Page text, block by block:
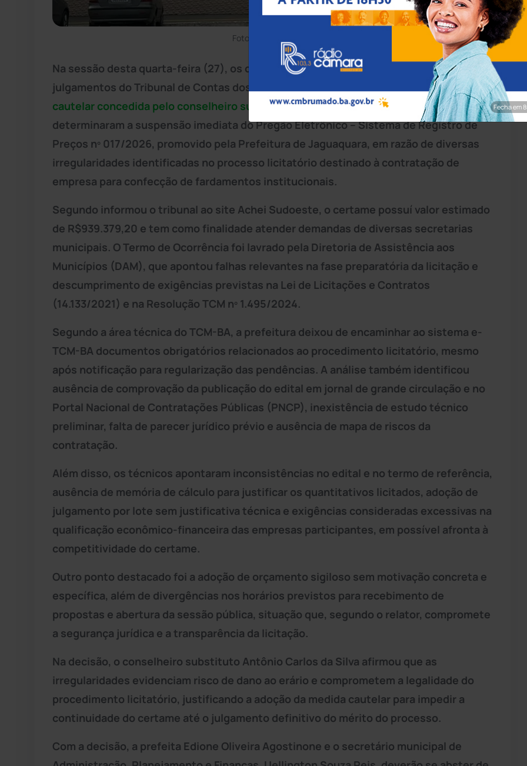
Foto: Divulgação/PMJ
Na sessão desta quarta-feira (27), os conselheiros que compõem a 1ª Câmara de
julgamentos do Tribunal de Contas dos Municípios da
medida
cautelar concedida pelo conselheiro substituto Antônio Carlos da Silva
determinaram a suspensão imediata do Pregão Eletrônico – Sistema de Registro de
Preços nº 017/2026, promovido pela Prefeitura de Jaguaquara, em razão de diversas
irregularidades identificadas no processo licitatório destinado à contratação de
empresa para confecção de fardamentos institucionais.
Segundo informou o tribunal ao site Achei Sudoeste, o certame possuí valor estimado
de R$939.379,20 e tem como finalidade atender demandas de diversas secretarias
municipais. O Termo de Ocorrência foi lavrado pela Diretoria de Assistência aos
Municípios (DAM), que apontou falhas relevantes na fase preparatória da licitação e
descumprimento de exigências previstas na Lei de Licitações e Contratos
(14.133/2021) e na Resolução TCM nº 1.495/2024.
Segundo a área técnica do TCM-BA, a prefeitura deixou de encaminhar ao sistema e-
TCM-BA documentos obrigatórios relacionados ao procedimento licitatório, mesmo
após notificação para regularização das pendências. A análise também identificou
ausência de comprovação da publicação do edital em jornal de grande circulação e no
Portal Nacional de Contratações Públicas (PNCP), inexistência de estudo técnico
preliminar, falta de parecer jurídico prévio e ausência de mapa de riscos da
contratação.
Além disso, os técnicos apontaram inconsistências no edital e no termo de referência,
ausência de memória de cálculo para justificar os quantitativos licitados, adoção de
julgamento por lote sem justificativa técnica e exigências consideradas excessivas na
qualificação econômico-financeira das empresas participantes, em possível afronta à
competitividade do certame.
Outro ponto destacado foi a adoção de orçamento sigiloso sem motivação concreta e
específica, além de divergências nos horários previstos para recebimento de
propostas e abertura da sessão pública, situação que, segundo o relator, compromete
a segurança jurídica e a transparência da licitação.
Na decisão, o conselheiro substituto Antônio Carlos da Silva afirmou que as
irregularidades evidenciam risco de dano ao erário e comprometem a legalidade do
procedimento licitatório, justificando a adoção da medida cautelar para impedir a
continuidade do certame até o julgamento definitivo do mérito do processo.
Com a decisão, a prefeita Edione Oliveira Agostinone e o secretário municipal de
Fecha em